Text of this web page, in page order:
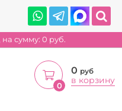
на сумму: 0 руб.
0
0 руб
в корзину